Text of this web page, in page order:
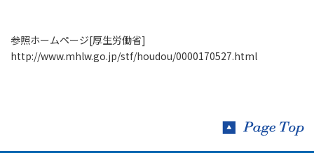
参照ホームページ[厚生労働省]
http://www.mhlw.go.jp/stf/houdou/0000170527.html